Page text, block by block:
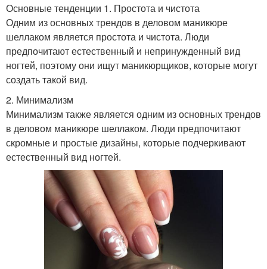
Основные тенденции 1. Простота и чистота
Одним из основных трендов в деловом маникюре
шеллаком является простота и чистота. Люди
предпочитают естественный и непринужденный вид
ногтей, поэтому они ищут маникюрщиков, которые могут
создать такой вид.
2. Минимализм
Минимализм также является одним из основных трендов
в деловом маникюре шеллаком. Люди предпочитают
скромные и простые дизайны, которые подчеркивают
естественный вид ногтей.